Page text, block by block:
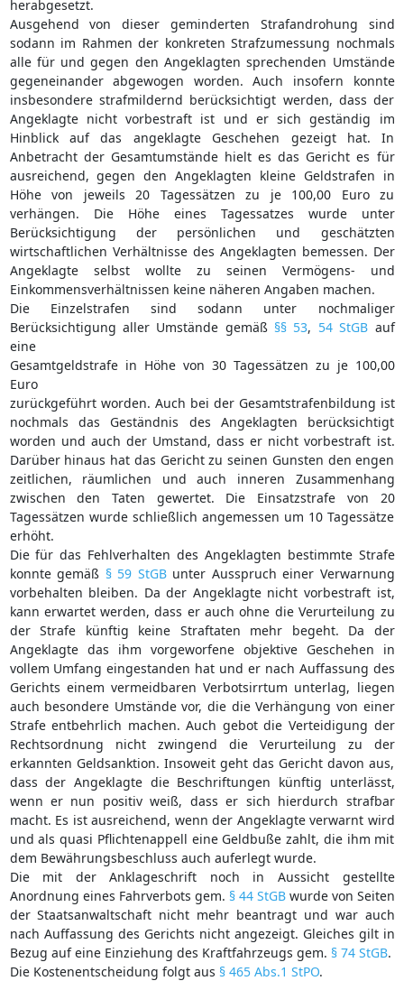
herabgesetzt.
Ausgehend von dieser geminderten Strafandrohung sind
sodann im Rahmen der konkreten Strafzumessung nochmals
alle für und gegen den Angeklagten sprechenden Umstände
gegeneinander abgewogen worden. Auch insofern konnte
insbesondere strafmildernd berücksichtigt werden, dass der
Angeklagte nicht vorbestraft ist und er sich geständig im
Hinblick auf das angeklagte Geschehen gezeigt hat. In
Anbetracht der Gesamtumstände hielt es das Gericht es für
ausreichend, gegen den Angeklagten kleine Geldstrafen in
Höhe von jeweils 20 Tagessätzen zu je 100,00 Euro zu
verhängen. Die Höhe eines Tagessatzes wurde unter
Berücksichtigung der persönlichen und geschätzten
wirtschaftlichen Verhältnisse des Angeklagten bemessen. Der
Angeklagte selbst wollte zu seinen Vermögens- und
Einkommensverhältnissen keine näheren Angaben machen.
Die Einzelstrafen sind sodann unter nochmaliger
Berücksichtigung aller Umstände gemäß §§ 53, 54 StGB auf
eine
Gesamtgeldstrafe in Höhe von 30 Tagessätzen zu je 100,00
Euro
zurückgeführt worden. Auch bei der Gesamtstrafenbildung ist
nochmals das Geständnis des Angeklagten berücksichtigt
worden und auch der Umstand, dass er nicht vorbestraft ist.
Darüber hinaus hat das Gericht zu seinen Gunsten den engen
zeitlichen, räumlichen und auch inneren Zusammenhang
zwischen den Taten gewertet. Die Einsatzstrafe von 20
Tagessätzen wurde schließlich angemessen um 10 Tagessätze
erhöht.
Die für das Fehlverhalten des Angeklagten bestimmte Strafe
konnte gemäß § 59 StGBunter Ausspruch einer Verwarnung
vorbehalten bleiben. Da der Angeklagte nicht vorbestraft ist,
kann erwartet werden, dass er auch ohne die Verurteilung zu
der Strafe künftig keine Straftaten mehr begeht. Da der
Angeklagte das ihm vorgeworfene objektive Geschehen in
vollem Umfang eingestanden hat und er nach Auffassung des
Gerichts einem vermeidbaren Verbotsirrtum unterlag, liegen
auch besondere Umstände vor, die die Verhängung von einer
Strafe entbehrlich machen. Auch gebot die Verteidigung der
Rechtsordnung nicht zwingend die Verurteilung zu der
erkannten Geldsanktion. Insoweit geht das Gericht davon aus,
dass der Angeklagte die Beschriftungen künftig unterlässt,
wenn er nun positiv weiß, dass er sich hierdurch strafbar
macht. Es ist ausreichend, wenn der Angeklagte verwarnt wird
und als quasi Pflichtenappell eine Geldbuße zahlt, die ihm mit
dem Bewährungsbeschluss auch auferlegt wurde.
Die mit der Anklageschrift noch in Aussicht gestellte
Anordnung eines Fahrverbots gem. § 44 StGBwurde von Seiten
der Staatsanwaltschaft nicht mehr beantragt und war auch
nach Auffassung des Gerichts nicht angezeigt. Gleiches gilt in
Bezug auf eine Einziehung des Kraftfahrzeugs gem. § 74 StGB.
Die Kostenentscheidung folgt aus § 465 Abs.1 StPO.